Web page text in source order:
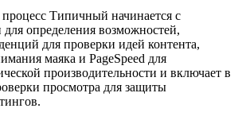
Типичный начинается с
определения возможностей,
для проверки идей контента,
маяка и PageSpeed для
производительности и включает в
просмотра для защиты